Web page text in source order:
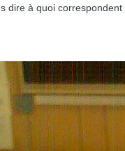
dire à quoi